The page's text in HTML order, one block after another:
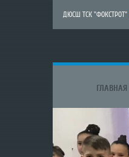
ДЮСШ ТСК "ФОКСТРОТ" |
ГЛАВНАЯ